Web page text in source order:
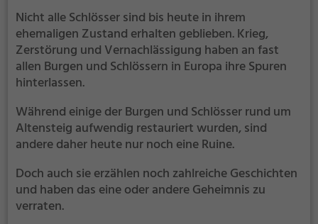
Nicht alle Schlösser sind bis heute in ihrem
ehemaligen Zustand erhalten geblieben. Krieg,
Zerstörung und Vernachlässigung haben an fast
allen Burgen und Schlössern in Europa ihre Spuren
hinterlassen.
Während einige der Burgen und Schlösser rund um
Altensteig aufwendig restauriert wurden, sind
andere daher heute nur noch eine Ruine.
Doch auch sie erzählen noch zahlreiche Geschichten
und haben das eine oder andere Geheimnis zu
verraten.